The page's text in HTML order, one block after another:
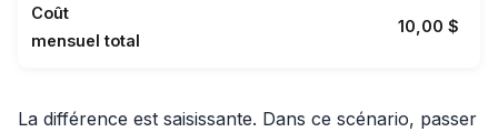
Coût
mensuel total
10,00 $
La différence est saisissante. Dans ce scénario, passer